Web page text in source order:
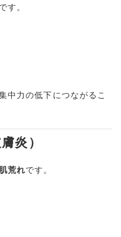
す。
中力の低下につながるこ
炎）
荒れです。